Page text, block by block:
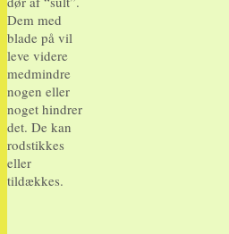
Dem med
blade på vil
leve videre
medmindre
nogen eller
noget hindrer
det. De kan
rodstikkes
eller
tildækkes.